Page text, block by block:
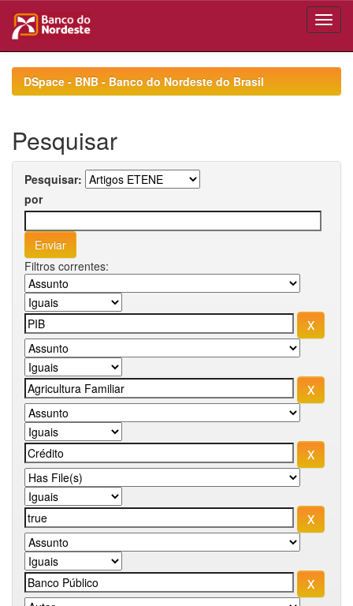
navigationDSpace - BNB - Banco do Nordeste do Brasil
Pesquisar
Pesquisar:
por
Filtros correntes: